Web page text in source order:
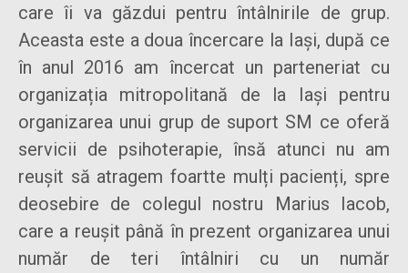
care îi va găzdui pentru întâlnirile de grup.
Aceasta este a doua încercare la Iași, după ce
în anul 2016 am încercat un parteneriat cu
organizația mitropolitană de la Iași pentru
organizarea unui grup de suport SM ce oferă
servicii de psihoterapie, însă atunci nu am
reușit să atragem foartte mulți pacienți, spre
deosebire de colegul nostru Marius Iacob,
care a reușit până în prezent organizarea unui
număr de teri întâlniri cu un număr